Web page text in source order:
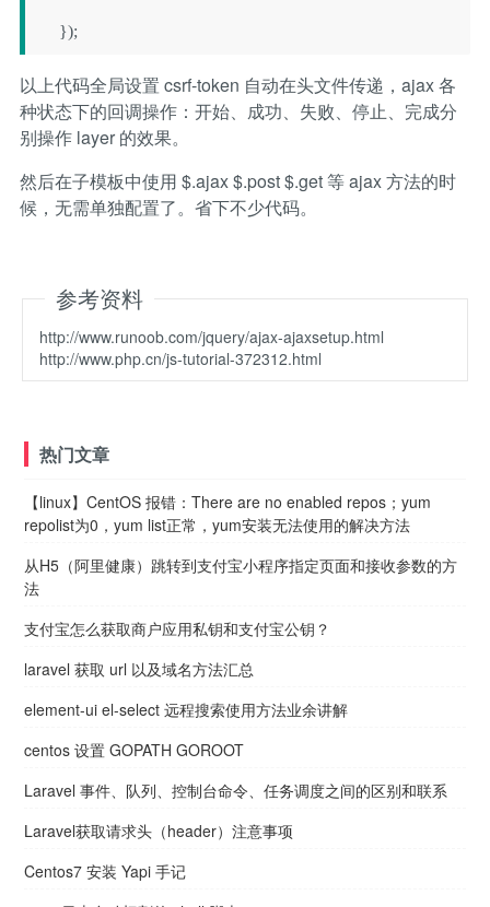
});
以上代码全局设置 csrf-token 自动在头文件传递，ajax 各
种状态下的回调操作：开始、成功、失败、停止、完成分
别操作 layer 的效果。
然后在子模板中使用 $.ajax $.post $.get 等 ajax 方法的时
候，无需单独配置了。省下不少代码。
参考资料
http://www.runoob.com/jquery/ajax-ajaxsetup.html
http://www.php.cn/js-tutorial-372312.html
热门文章
【linux】CentOS 报错：There are no enabled repos；yum
repolist为0，yum list正常，yum安装无法使用的解决方法
从H5（阿里健康）跳转到支付宝小程序指定页面和接收参数的方
法
支付宝怎么获取商户应用私钥和支付宝公钥？
laravel 获取 url 以及域名方法汇总
element-ui el-select 远程搜索使用方法业余讲解
centos 设置 GOPATH GOROOT
Laravel 事件、队列、控制台命令、任务调度之间的区别和联系
Laravel获取请求头（header）注意事项
Centos7 安装 Yapi 手记